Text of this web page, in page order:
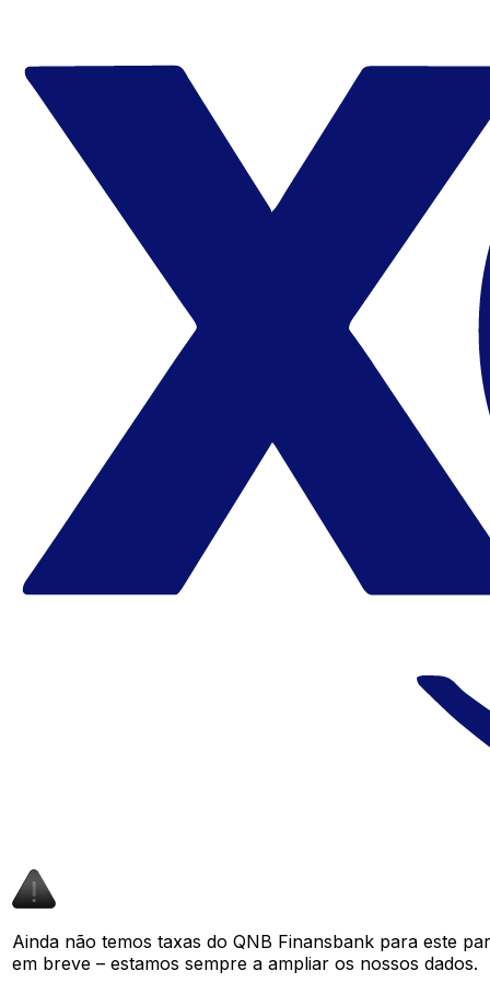
Ainda não temos taxas do QNB Finansbank para este
em breve – estamos sempre a ampliar os nossos dados.